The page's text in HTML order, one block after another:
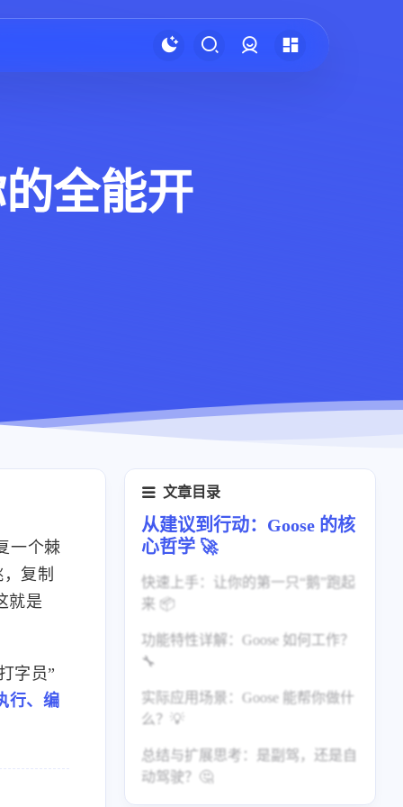
全能开
一个棘
复制
就是
字员”
行、编
文章目录
从建议到行动：Goose 的核
心哲学 🚀
快速上手：让你的第一只“鹅”跑起
来 📦
安装
交互模式
功能特性详解：Goose 如何工作？
🔧
核心组件
实际应用场景：Goose 能帮你做什
么？💡
场景一：项目脚手架与初始化
总结与扩展思考：是副驾，还是自
动驾驶？🤔